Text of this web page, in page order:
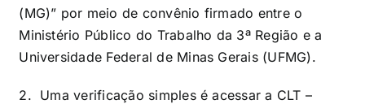
(MG)” por meio de convênio firmado entre o
Ministério Público do Trabalho da 3ª Região e a
Universidade Federal de Minas Gerais (UFMG).
2. Uma verificação simples é acessar a CLT –